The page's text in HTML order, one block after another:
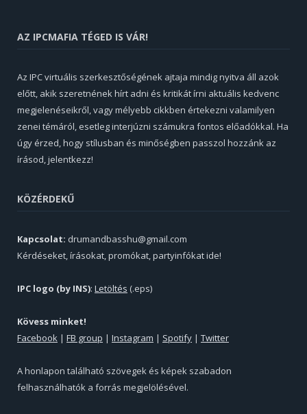
AZ IPCMAFIA TÉGED IS VÁR!
Az IPC virtuális szerkesztőségének ajtaja mindig nyitva áll azok
előtt, akik szeretnének hírt adni és kritikát írni aktuális kedvenc
megjelenéseikről, vagy mélyebb cikkben értekezni valamilyen
zenei témáról, esetleg interjúzni számukra fontos előadókkal. Ha
úgy érzed, hogy stílusban és minőségben passzol hozzánk az
írásod, jelentkezz!
KÖZÉRDEKŰ
Kapcsolat: drumandbasshu@gmail.com
Kérdéseket, írásokat, promókat, partyinfókat ide!
IPC logo (by INS): Letöltés (.eps)
Kövess minket!
Facebook | FB group | Instagram | Spotify | Twitter
A honlapon található szövegek és képek szabadon
felhasználhatók a forrás megjelölésével.